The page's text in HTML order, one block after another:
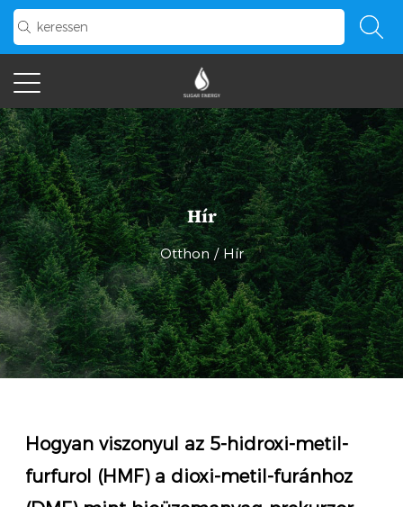
Hír
Otthon/Hír
Hogyan viszonyul az 5-hidroxi-metil-
furfurol (HMF) a dioxi-metil-furánhoz